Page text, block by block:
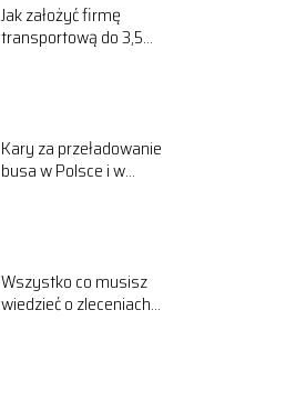
Jak założyć firmę
transportową do 3,5
Kary za przeładowanie
busa w Polsce i w
Wszystko co musisz
wiedzieć o zleceniach